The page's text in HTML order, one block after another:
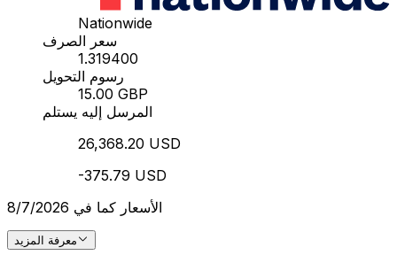
Nationwide
سعر الصرف
1.319400
رسوم التحويل
15.00 GBP
المرسل إليه يستلم
26,368.20 USD
-375.79 USD
الأسعار كما في 8/7/2026
معرفة المزيد